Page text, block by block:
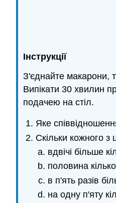
Інструкції
З'єднайте макарони,
Випікати 30 хвилин
подачею на стіл.
Яке
Скільки кожного з
вдвічі більше
половина
в п'ять разів
на одну п'яту